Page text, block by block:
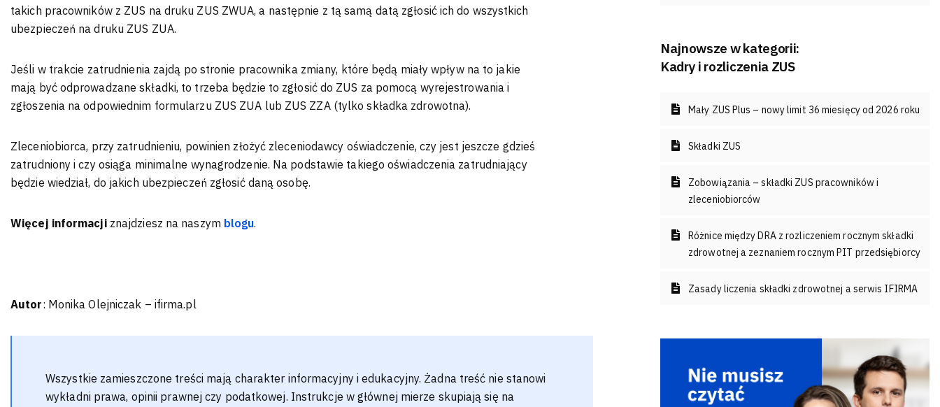
takich pracowników z ZUS na druku ZUS ZWUA, a następnie z tą samą datą zgłosić ich do wszystkich
ubezpieczeń na druku ZUS ZUA.
Jeśli w trakcie zatrudnienia zajdą po stronie pracownika zmiany, które będą miały wpływ na to jakie
mają być odprowadzane składki, to trzeba będzie to zgłosić do ZUS za pomocą wyrejestrowania i
zgłoszenia na odpowiednim formularzu ZUS ZUA lub ZUS ZZA (tylko składka zdrowotna).
Zleceniobiorca, przy zatrudnieniu, powinien złożyć zleceniodawcy oświadczenie, czy jest jeszcze gdzieś
zatrudniony i czy osiąga minimalne wynagrodzenie. Na podstawie takiego oświadczenia zatrudniający
będzie wiedział, do jakich ubezpieczeń zgłosić daną osobę.
Więcej informacjiznajdziesz na naszym blogu.
Autor: Monika Olejniczak – ifirma.pl
Wszystkie zamieszczone treści mają charakter informacyjny i edukacyjny. Żadna treść nie stanowi
wykładni prawa, opinii prawnej czy podatkowej. Instrukcje w głównej mierze skupiają się na
Najnowsze w kategorii:
Kadry i rozliczenia ZUS
Mały ZUS Plus – nowy limit 36 miesięcy od 2026 roku
Składki ZUS
Zobowiązania – składki ZUS pracowników i
zleceniobiorców
Różnice między DRA z rozliczeniem rocznym składki
zdrowotnej a zeznaniem rocznym PIT przedsiębiorcy
Zasady liczenia składki zdrowotnej a serwis IFIRMA